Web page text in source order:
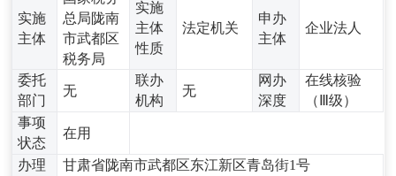
实施
主体
总局陇南
市武都区
税务局
实施
主体
性质
法定机关
申办
主体
企业法人
委托
部门
无
联办
机构
无
网办
深度
在线核验
（Ⅲ级）
事项
状态
在用
办理
甘肃省陇南市武都区东江新区青岛街1号